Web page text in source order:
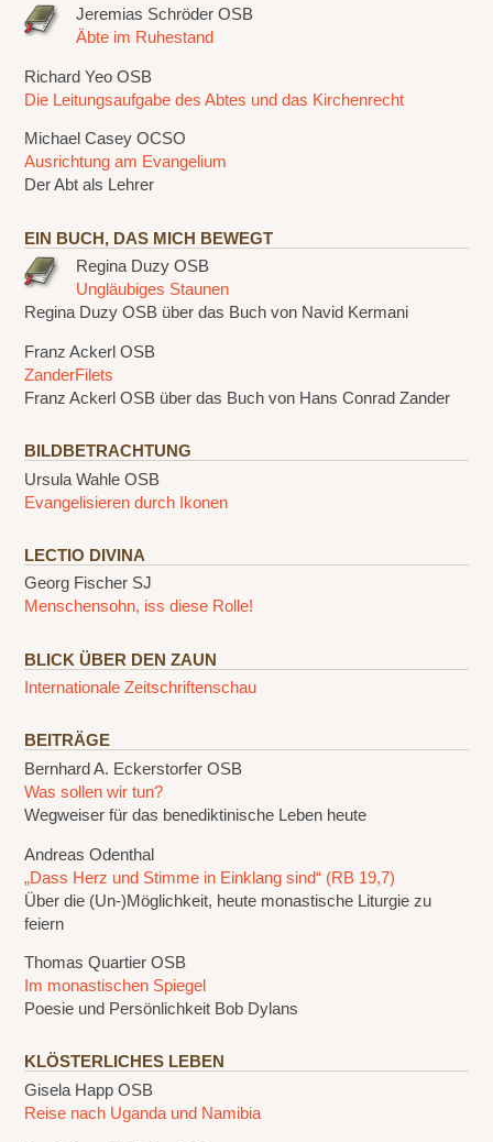
Jeremias Schröder OSB
Äbte im Ruhestand
Richard Yeo OSB
Die Leitungsaufgabe des Abtes und das Kirchenrecht
Michael Casey OCSO
Ausrichtung am Evangelium
Der Abt als Lehrer
EIN BUCH, DAS MICH BEWEGT
Regina Duzy OSB
Ungläubiges Staunen
Regina Duzy OSB über das Buch von Navid Kermani
Franz Ackerl OSB
ZanderFilets
Franz Ackerl OSB über das Buch von Hans Conrad Zander
BILDBETRACHTUNG
Ursula Wahle OSB
Evangelisieren durch Ikonen
LECTIO DIVINA
Georg Fischer SJ
Menschensohn, iss diese Rolle!
BLICK ÜBER DEN ZAUN
Internationale Zeitschriftenschau
BEITRÄGE
Bernhard A. Eckerstorfer OSB
Was sollen wir tun?
Wegweiser für das benediktinische Leben heute
Andreas Odenthal
„Dass Herz und Stimme in Einklang sind“ (RB 19,7)
Über die (Un-)Möglichkeit, heute monastische Liturgie zu
feiern
Thomas Quartier OSB
Im monastischen Spiegel
Poesie und Persönlichkeit Bob Dylans
KLÖSTERLICHES LEBEN
Gisela Happ OSB
Reise nach Uganda und Namibia